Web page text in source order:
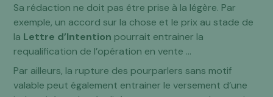
Sa rédaction ne doit pas être prise à la légère. Par
exemple, un accord sur la chose et le prix au stade de
la Lettre d’Intention pourrait entrainer la
requalification de l’opération en vente …
Par ailleurs, la rupture des pourparlers sans motif
valable peut également entrainer le versement d’une